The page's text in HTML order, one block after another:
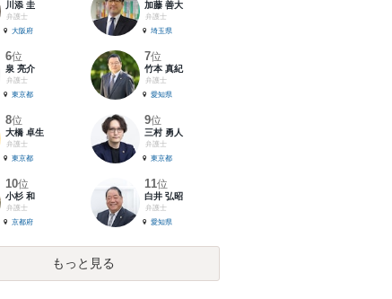
川添 圭
弁護士
大阪府
加藤 善大
弁護士
埼玉県
6位
泉 亮介
弁護士
東京都
7位
竹本 真紀
弁護士
愛知県
8位
大橋 卓生
弁護士
東京都
9位
三村 勇人
弁護士
東京都
10位
小杉 和
弁護士
京都府
11位
白井 弘昭
弁護士
愛知県
もっと見る